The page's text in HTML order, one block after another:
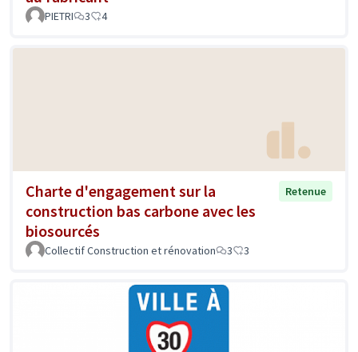
PIETRI 3 4
Charte d'engagement sur la
construction bas carbone avec les
biosourcés
Retenue
Collectif Construction et rénovation 3 3